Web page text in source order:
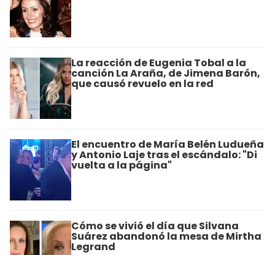
La reacción de Eugenia Tobal a la
canción La Araña, de Jimena Barón,
que causó revuelo en la red
El encuentro de María Belén Ludueña
y Antonio Laje tras el escándalo: "Di
vuelta a la página"
Cómo se vivió el día que Silvana
Suárez abandonó la mesa de Mirtha
Legrand